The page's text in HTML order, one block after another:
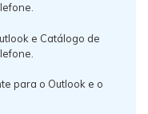
e Catálogo de
para o Outlook e o